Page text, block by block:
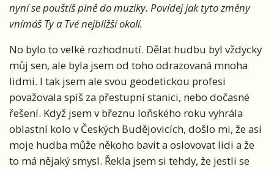
nyní se pouštíš plně do muziky. Povídej jak tyto změny
vnímáš Ty a Tvé nejbližší okolí.
No bylo to velké rozhodnutí. Dělat hudbu byl vždycky
můj sen, ale byla jsem od toho odrazovaná mnoha
lidmi. I tak jsem ale svou geodetickou profesi
považovala spíš za přestupní stanici, nebo dočasné
řešení. Když jsem v březnu loňského roku vyhrála
oblastní kolo v Českých Budějovicích, došlo mi, že asi
moje hudba může někoho bavit a oslovovat lidi a že
to má nějaký smysl. Řekla jsem si tehdy, že jestli se